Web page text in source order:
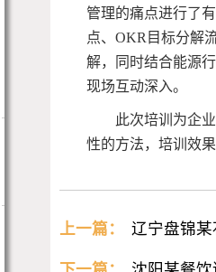
管理的痛点进行了
点、OKR目标分解
解，同时结合能源
现场互动深入。
此次培训为企
性的方法，培训效
上一篇： 辽宁盘锦